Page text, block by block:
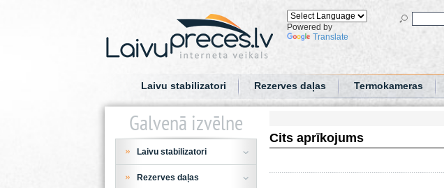
Powered by
Translate
Laivu stabilizatori Rezerves daļas Termokameras
Cits aprīkojums
Galvenā izvēlne
Laivu stabilizatori
Rezerves daļas